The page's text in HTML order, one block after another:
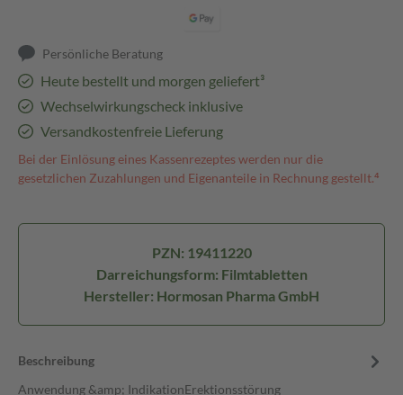
Persönliche Beratung
Heute bestellt und morgen geliefert³
Wechselwirkungscheck inklusive
Versandkostenfreie Lieferung
Bei der Einlösung eines Kassenrezeptes werden nur die
gesetzlichen Zuzahlungen und Eigenanteile in Rechnung gestellt.⁴
PZN: 19411220
Darreichungsform: Filmtabletten
Hersteller: Hormosan Pharma GmbH
Beschreibung
Anwendung &amp; IndikationErektionsstörung